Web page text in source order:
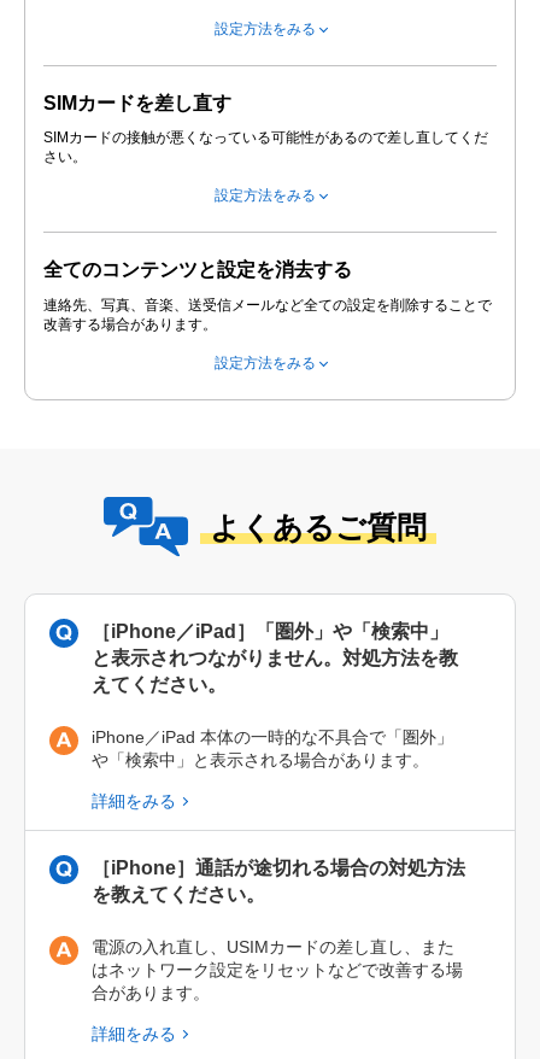
設定方法をみる
SIMカードを差し直す
SIMカードの接触が悪くなっている可能性があるので差し直してくだ
さい。
設定方法をみる
全てのコンテンツと設定を消去する
連絡先、写真、音楽、送受信メールなど全ての設定を削除することで
改善する場合があります。
設定方法をみる
よくあるご質問
［iPhone／iPad］「圏外」や「検索中」
と表示されつながりません。対処方法を教
えてください。
iPhone／iPad 本体の一時的な不具合で「圏外」
や「検索中」と表示される場合があります。
詳細をみる
［iPhone］通話が途切れる場合の対処方法
を教えてください。
電源の入れ直し、USIMカードの差し直し、また
はネットワーク設定をリセットなどで改善する場
合があります。
詳細をみる